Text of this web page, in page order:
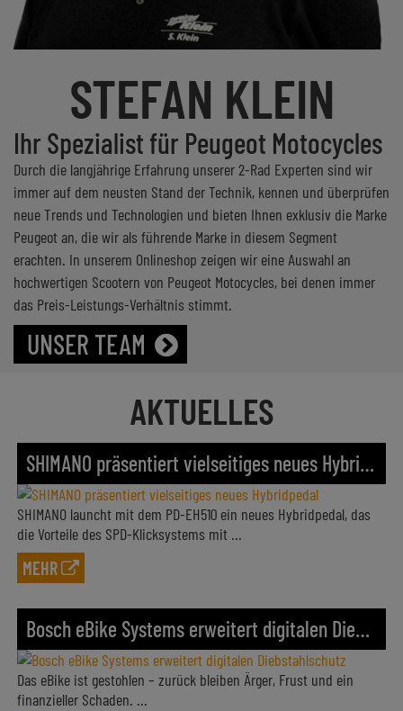
STEFAN KLEIN
Ihr Spezialist für Peugeot Motocycles
Durch die langjährige Erfahrung unserer 2-Rad Experten sind wir
immer auf dem neusten Stand der Technik, kennen und überprüfen
neue Trends und Technologien und bieten Ihnen exklusiv die Marke
Peugeot an, die wir als führende Marke in diesem Segment
erachten. In unserem Onlineshop zeigen wir eine Auswahl an
hochwertigen Scootern von Peugeot Motocycles, bei denen immer
das Preis-Leistungs-Verhältnis stimmt.
UNSER TEAM
AKTUELLES
SHIMANO präsentiert vielseitiges neues Hybridpedal
SHIMANO launcht mit dem PD-EH510 ein neues Hybridpedal, das
die Vorteile des SPD-Klicksystems mit ...
MEHR
Bosch eBike Systems erweitert digitalen Diebstahlschutz
Das eBike ist gestohlen – zurück bleiben Ärger, Frust und ein
finanzieller Schaden. ...